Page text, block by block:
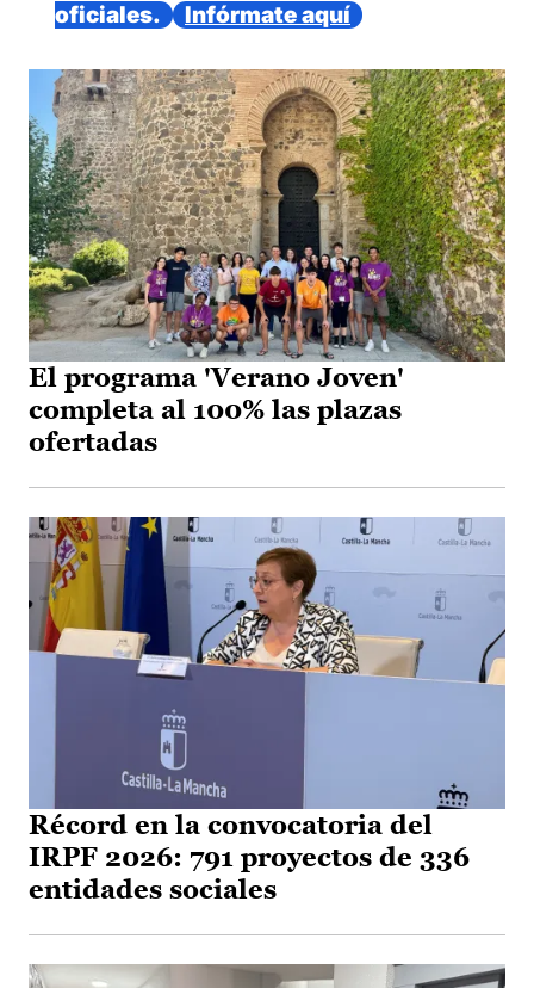
oficiales.
Infórmate aquí
El programa 'Verano Joven'
completa al 100% las plazas
ofertadas
Récord en la convocatoria del
IRPF 2026: 791 proyectos de 336
entidades sociales